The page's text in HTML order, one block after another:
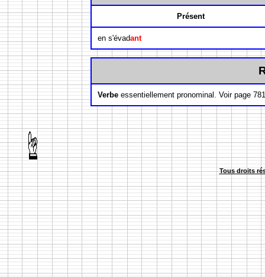
Présent
en s'évadant
Verbe essentiellement pronominal. Voir page 781
Tous droits